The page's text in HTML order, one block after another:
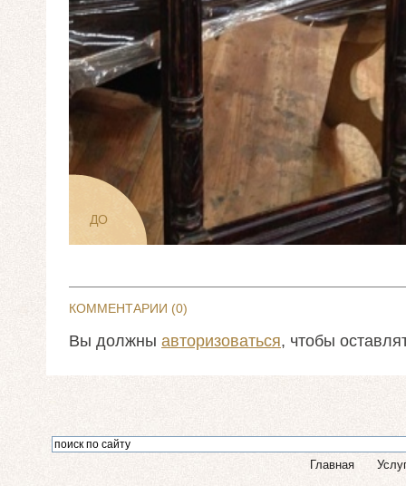
ДО
КОММЕНТАРИИ (0)
Вы должны авторизоваться, чтобы
Главная